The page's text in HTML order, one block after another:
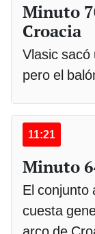
Minuto
Croacia
Vlasic sacó
pero el
11:21
Minuto
El conjunto
cuesta